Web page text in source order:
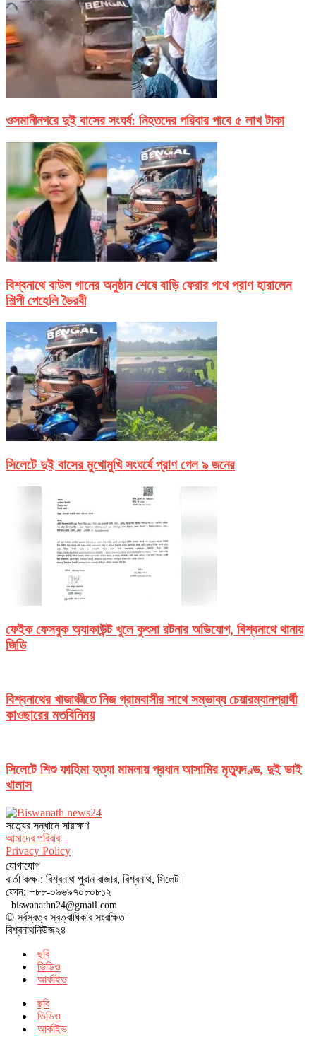
ওসমানীনগরে দুই বাসের সংঘর্ষ: নিহতদের পরিবার পাবে ৫ লাখ টাকা
বিশ্বনাথে বাউল গানের অনুষ্ঠান শেষে বাড়ি ফেরার পথে প্রাণ হারালেন
শিল্পী পেহেলি ভৈরবী
সিলেটে দুই বাসের মুখোমুখি সংঘর্ষে প্রাণ গেল ৯ জনের
ফেইক ফেসবুক অ্যাকাউন্ট খুলে কুৎসা রটনার অভিযোগ, বিশ্বনাথে থানায়
জিডি
বিশ্বনাথের খাজাঞ্চীতে নিজ গ্রামবাসীর সাথে সম্ভাব্য চেয়ারম্যানপ্রার্থী
কাওছারের মতবিনিময়
সিলেটে শিশু ফাহিমা হত্যা মামলায় প্রধান আসামির মৃত্যুদণ্ড, দুই ভাই
খালাস
সত‌্যের সন্ধানে সারাক্ষণ
আমাদের পরিবার
Privacy Policy
যোগাযোগ
বার্তা কক্ষ : বিশ্বনাথ পুরান বাজার, বিশ্বনাথ, সিলেট।
ফোন: +৮৮-০৯৬৯৭০৮০৮১২
biswanathn24@gmail.com
© সর্বস্বত্ব স্বত্বাধিকার সংরক্ষিত
বিশ্বনাথনিউজ২৪
ছবি
ভিডিও
আর্কাইভ
ছবি
ভিডিও
আর্কাইভ